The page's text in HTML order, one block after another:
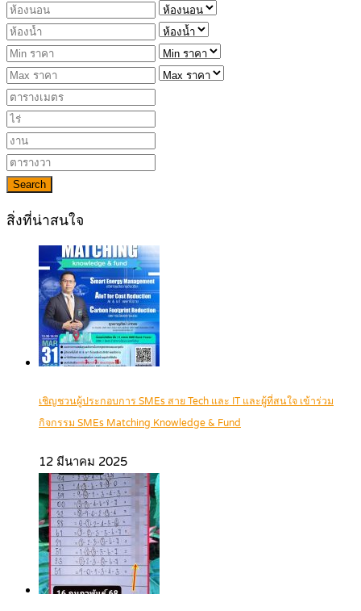
Search
สิ่งที่น่าสนใจ
เชิญชวนผู้ประกอบการ SMEs สาย Tech และ IT และผู้ที่สนใจ เข้าร่วม
กิจกรรม SMEs Matching Knowledge & Fund
12 มีนาคม 2025